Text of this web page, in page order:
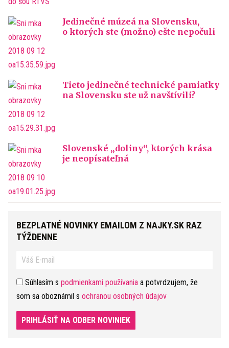
Jedinečné múzeá na Slovensku,
o ktorých ste (možno) ešte nepočuli
Tieto jedinečné technické pamiatky
na Slovensku ste už navštívili?
Slovenské „doliny“, ktorých krása
je neopísateľná
BEZPLATNÉ NOVINKY EMAILOM Z NAJKY.SK RAZ
TÝŽDENNE
Súhlasím s podmienkami používania a potvrdzujem, že
som sa oboznámil s ochranou osobných údajov
PRIHLÁSIŤ NA ODBER NOVINIEK